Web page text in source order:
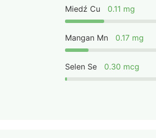
Miedź Cu 0.11 mg
Mangan Mn 0.17 mg
Selen Se 0.30 mcg